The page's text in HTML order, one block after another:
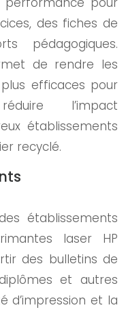
des fiches de
pédagogiques.
de rendre les
efficaces pour
l’impact
établissements
recyclé.
établissements
laser HP
des bulletins de
et autres
d’impression et la